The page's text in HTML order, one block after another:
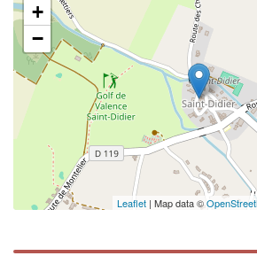
+
−
Leaflet | Map data ©